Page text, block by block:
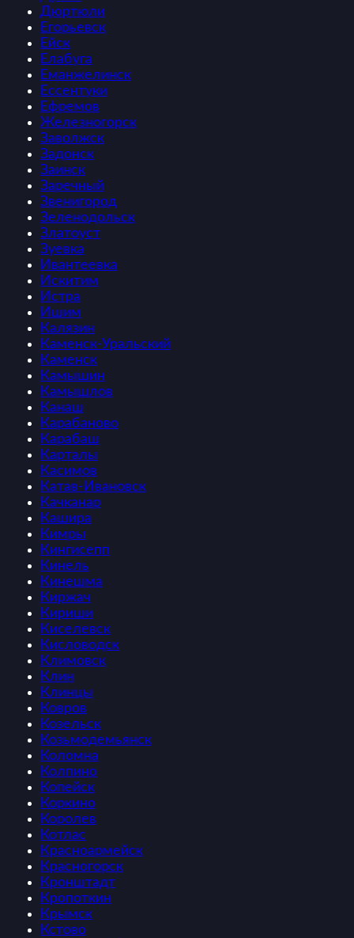
Дюртюли
Егорьевск
Ейск
Елабуга
Еманжелинск
Ессентуки
Ефремов
Железногорск
Заволжск
Задонск
Заинск
Заречный
Звенигород
Зеленодольск
Златоуст
Зуевка
Ивантеевка
Искитим
Истра
Ишим
Калязин
Каменск-Уральский
Каменск
Камышин
Камышлов
Канаш
Карабаново
Карабаш
Карталы
Касимов
Катав-Ивановск
Качканар
Кашира
Кимры
Кингисепп
Кинель
Кинешма
Киржач
Кириши
Киселевск
Кисловодск
Климовск
Клин
Клинцы
Ковров
Козельск
Козьмодемьянск
Коломна
Колпино
Копейск
Коркино
Королев
Котлас
Красноармейск
Красногорск
Кронштадт
Кропоткин
Крымск
Кстово